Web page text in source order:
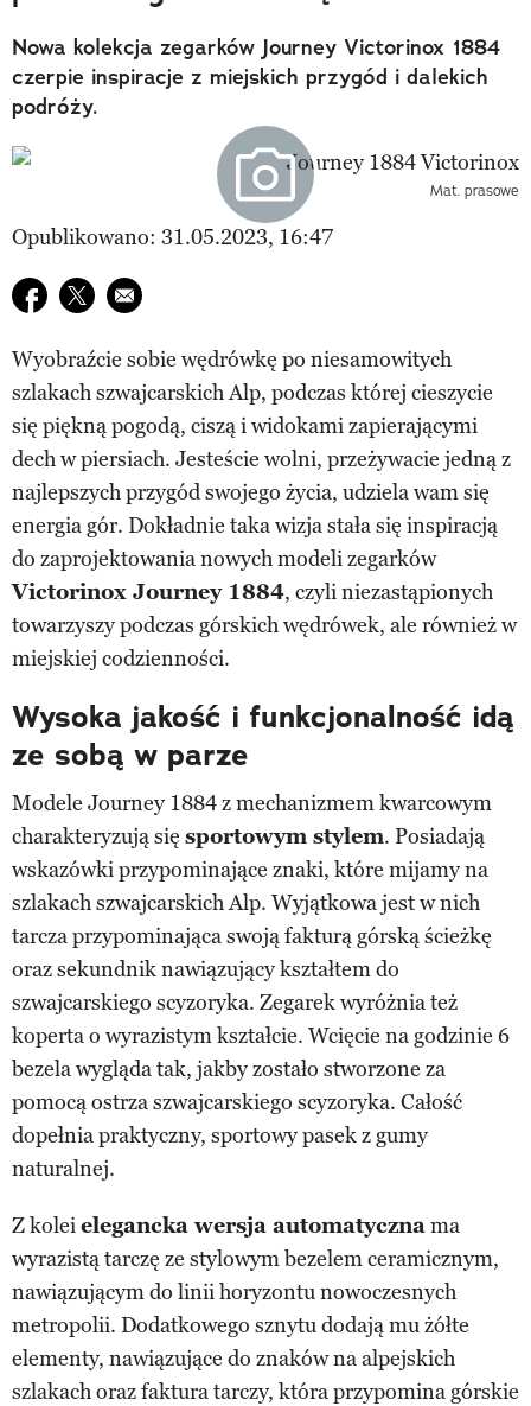
Nowa kolekcja zegarków Journey Victorinox 1884
czerpie inspiracje z miejskich przygód i dalekich
podróży.
Mat. prasowe
Opublikowano: 31.05.2023, 16:47
Udostępnij na facebook
Udostępnij na twitter
E-mail do przyjaciela
Wyobraźcie sobie wędrówkę po niesamowitych
szlakach szwajcarskich Alp, podczas której cieszycie
się piękną pogodą, ciszą i widokami zapierającymi
dech w piersiach. Jesteście wolni, przeżywacie jedną z
najlepszych przygód swojego życia, udziela wam się
energia gór. Dokładnie taka wizja stała się inspiracją
do zaprojektowania nowych modeli zegarków
Victorinox Journey 1884, czyli niezastąpionych
towarzyszy podczas górskich wędrówek, ale również w
miejskiej codzienności.
Wysoka jakość i funkcjonalność idą
ze sobą w parze
Modele Journey 1884 z mechanizmem kwarcowym
charakteryzują się sportowym stylem. Posiadają
wskazówki przypominające znaki, które mijamy na
szlakach szwajcarskich Alp. Wyjątkowa jest w nich
tarcza przypominająca swoją fakturą górską ścieżkę
oraz sekundnik nawiązujący kształtem do
szwajcarskiego scyzoryka. Zegarek wyróżnia też
koperta o wyrazistym kształcie. Wcięcie na godzinie 6
bezela wygląda tak, jakby zostało stworzone za
pomocą ostrza szwajcarskiego scyzoryka. Całość
dopełnia praktyczny, sportowy pasek z gumy
naturalnej.
Z koleielegancka wersja automatycznama
wyrazistą tarczę ze stylowym bezelem ceramicznym,
nawiązującym do linii horyzontu nowoczesnych
metropolii. Dodatkowego sznytu dodają mu żółte
elementy, nawiązujące do znaków na alpejskich
szlakach oraz faktura tarczy, która przypomina górskie